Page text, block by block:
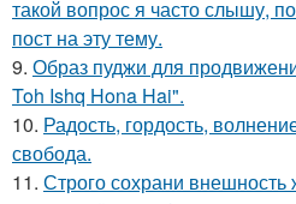
такой вопрос я часто слышу,
пост на эту тему.
9. Образ пуджи для
Toh Ishq Hona Hai".
10. Радость, гордость,
свобода.
11. Строго сохрани